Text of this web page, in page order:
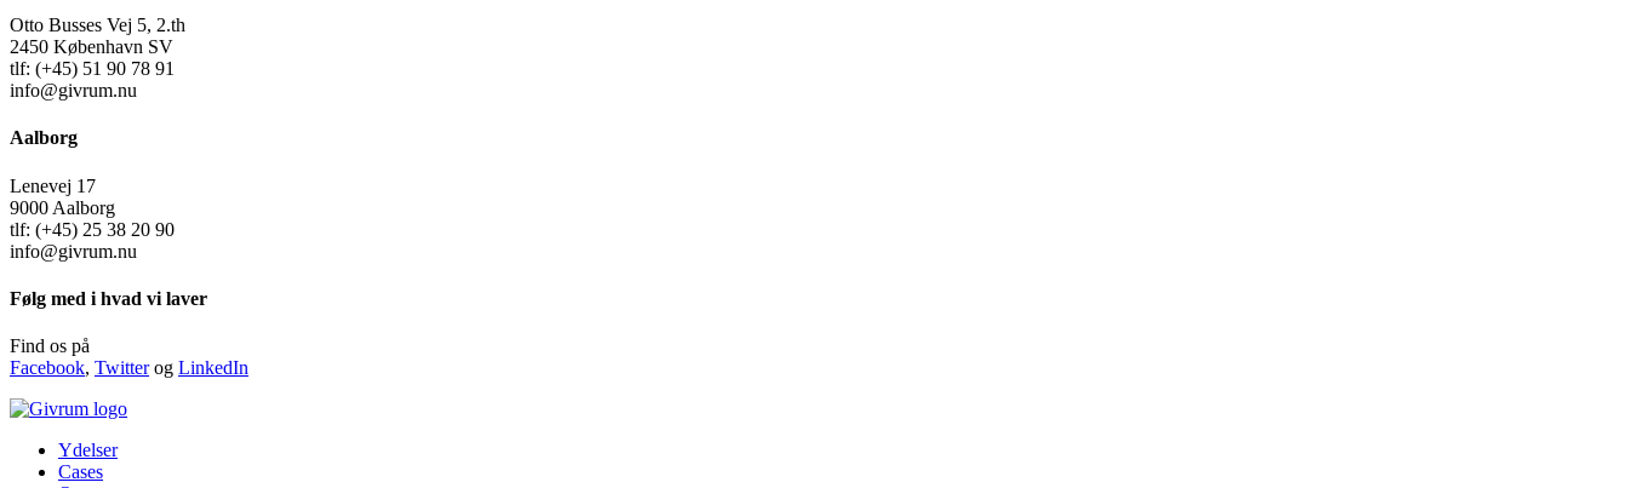
Otto Busses Vej 5, 2.th
2450 København SV
tlf: (+45) 51 90 78 91
info@givrum.nu
Aalborg
Lenevej 17
9000 Aalborg
tlf: (+45) 25 38 20 90
info@givrum.nu
Følg med i hvad vi laver
Find os på
Facebook, Twitterog LinkedIn
Ydelser
Cases